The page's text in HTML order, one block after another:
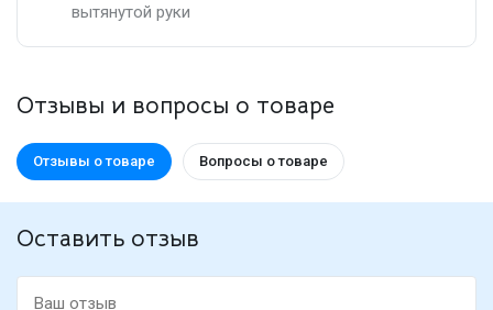
вытянутой руки
Отзывы и вопросы о товаре
Отзывы о товаре Вопросы о товаре
Оставить отзыв